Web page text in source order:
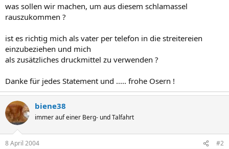
was sollen wir machen, um aus diesem schlamassel
rauszukommen ?
ist es richtig mich als vater per telefon in die streitereien
einzubeziehen und mich
als zusätzliches druckmittel zu verwenden ?
Danke für jedes Statement und ..... frohe Osern !
biene38
immer auf einer Berg- und Talfahrt
8 April 2004 #2